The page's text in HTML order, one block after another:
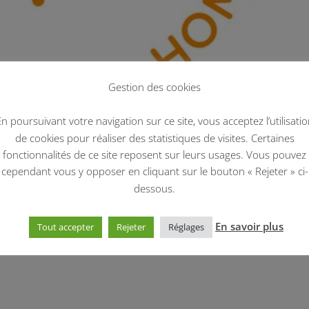
régional de l’ESS 2019 !
cette année le prix régional de l’ESS 2019 pour son projet
grand merci à la CRESS Bretagne pour cette récompense qui
Gestion des cookies
poursuivant votre navigation sur ce site, vous acceptez
de cookies pour réaliser des statistiques de visites. Certaines
fonctionnalités de ce site reposent sur leurs usages. Vous pouvez
cependant vous y opposer en cliquant sur le bouton « Rejeter » ci-
dessous.
Tout accepter Rejeter Réglages En savoir plus